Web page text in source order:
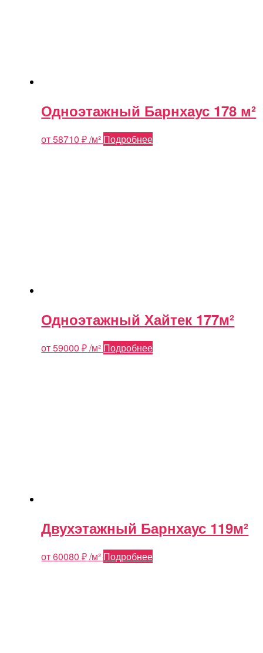
Одноэтажный Барнхаус 178 м²
от58710₽/м² Подробнее
Одноэтажный Хайтек 177м²
от59000₽/м² Подробнее
Двухэтажный Барнхаус 119м²
от60080₽/м² Подробнее